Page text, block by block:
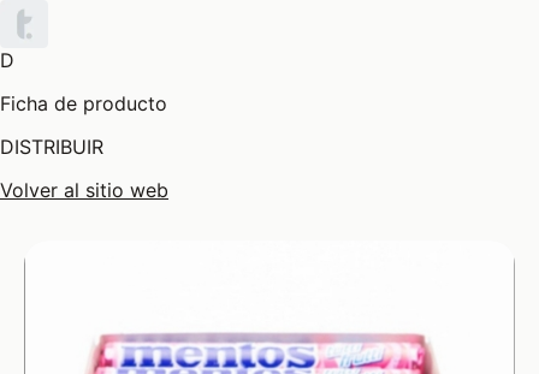
D
Ficha de producto
DISTRIBUIR
Volver al sitio web